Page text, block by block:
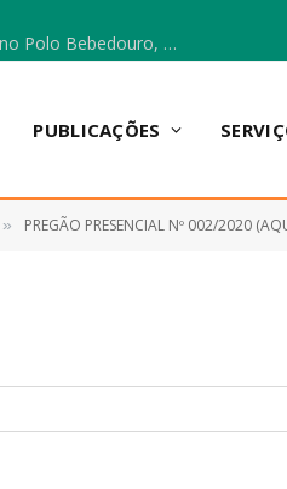
Escola Municipal Vicentina Vieira dos Santos, no Polo Bebedouro, recebeu materiais para a implantação do Cantinho da Leitura e da Sala Multidisciplinar.
PUBLICAÇÕES
» PREGÃO PRESENCIAL Nº 002/2020 (AQUISIÇÃO DE MATERIAL